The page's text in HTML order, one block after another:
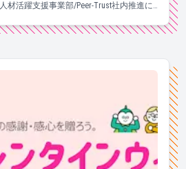
材活躍支援事業部/Peer-Trust社内推進に